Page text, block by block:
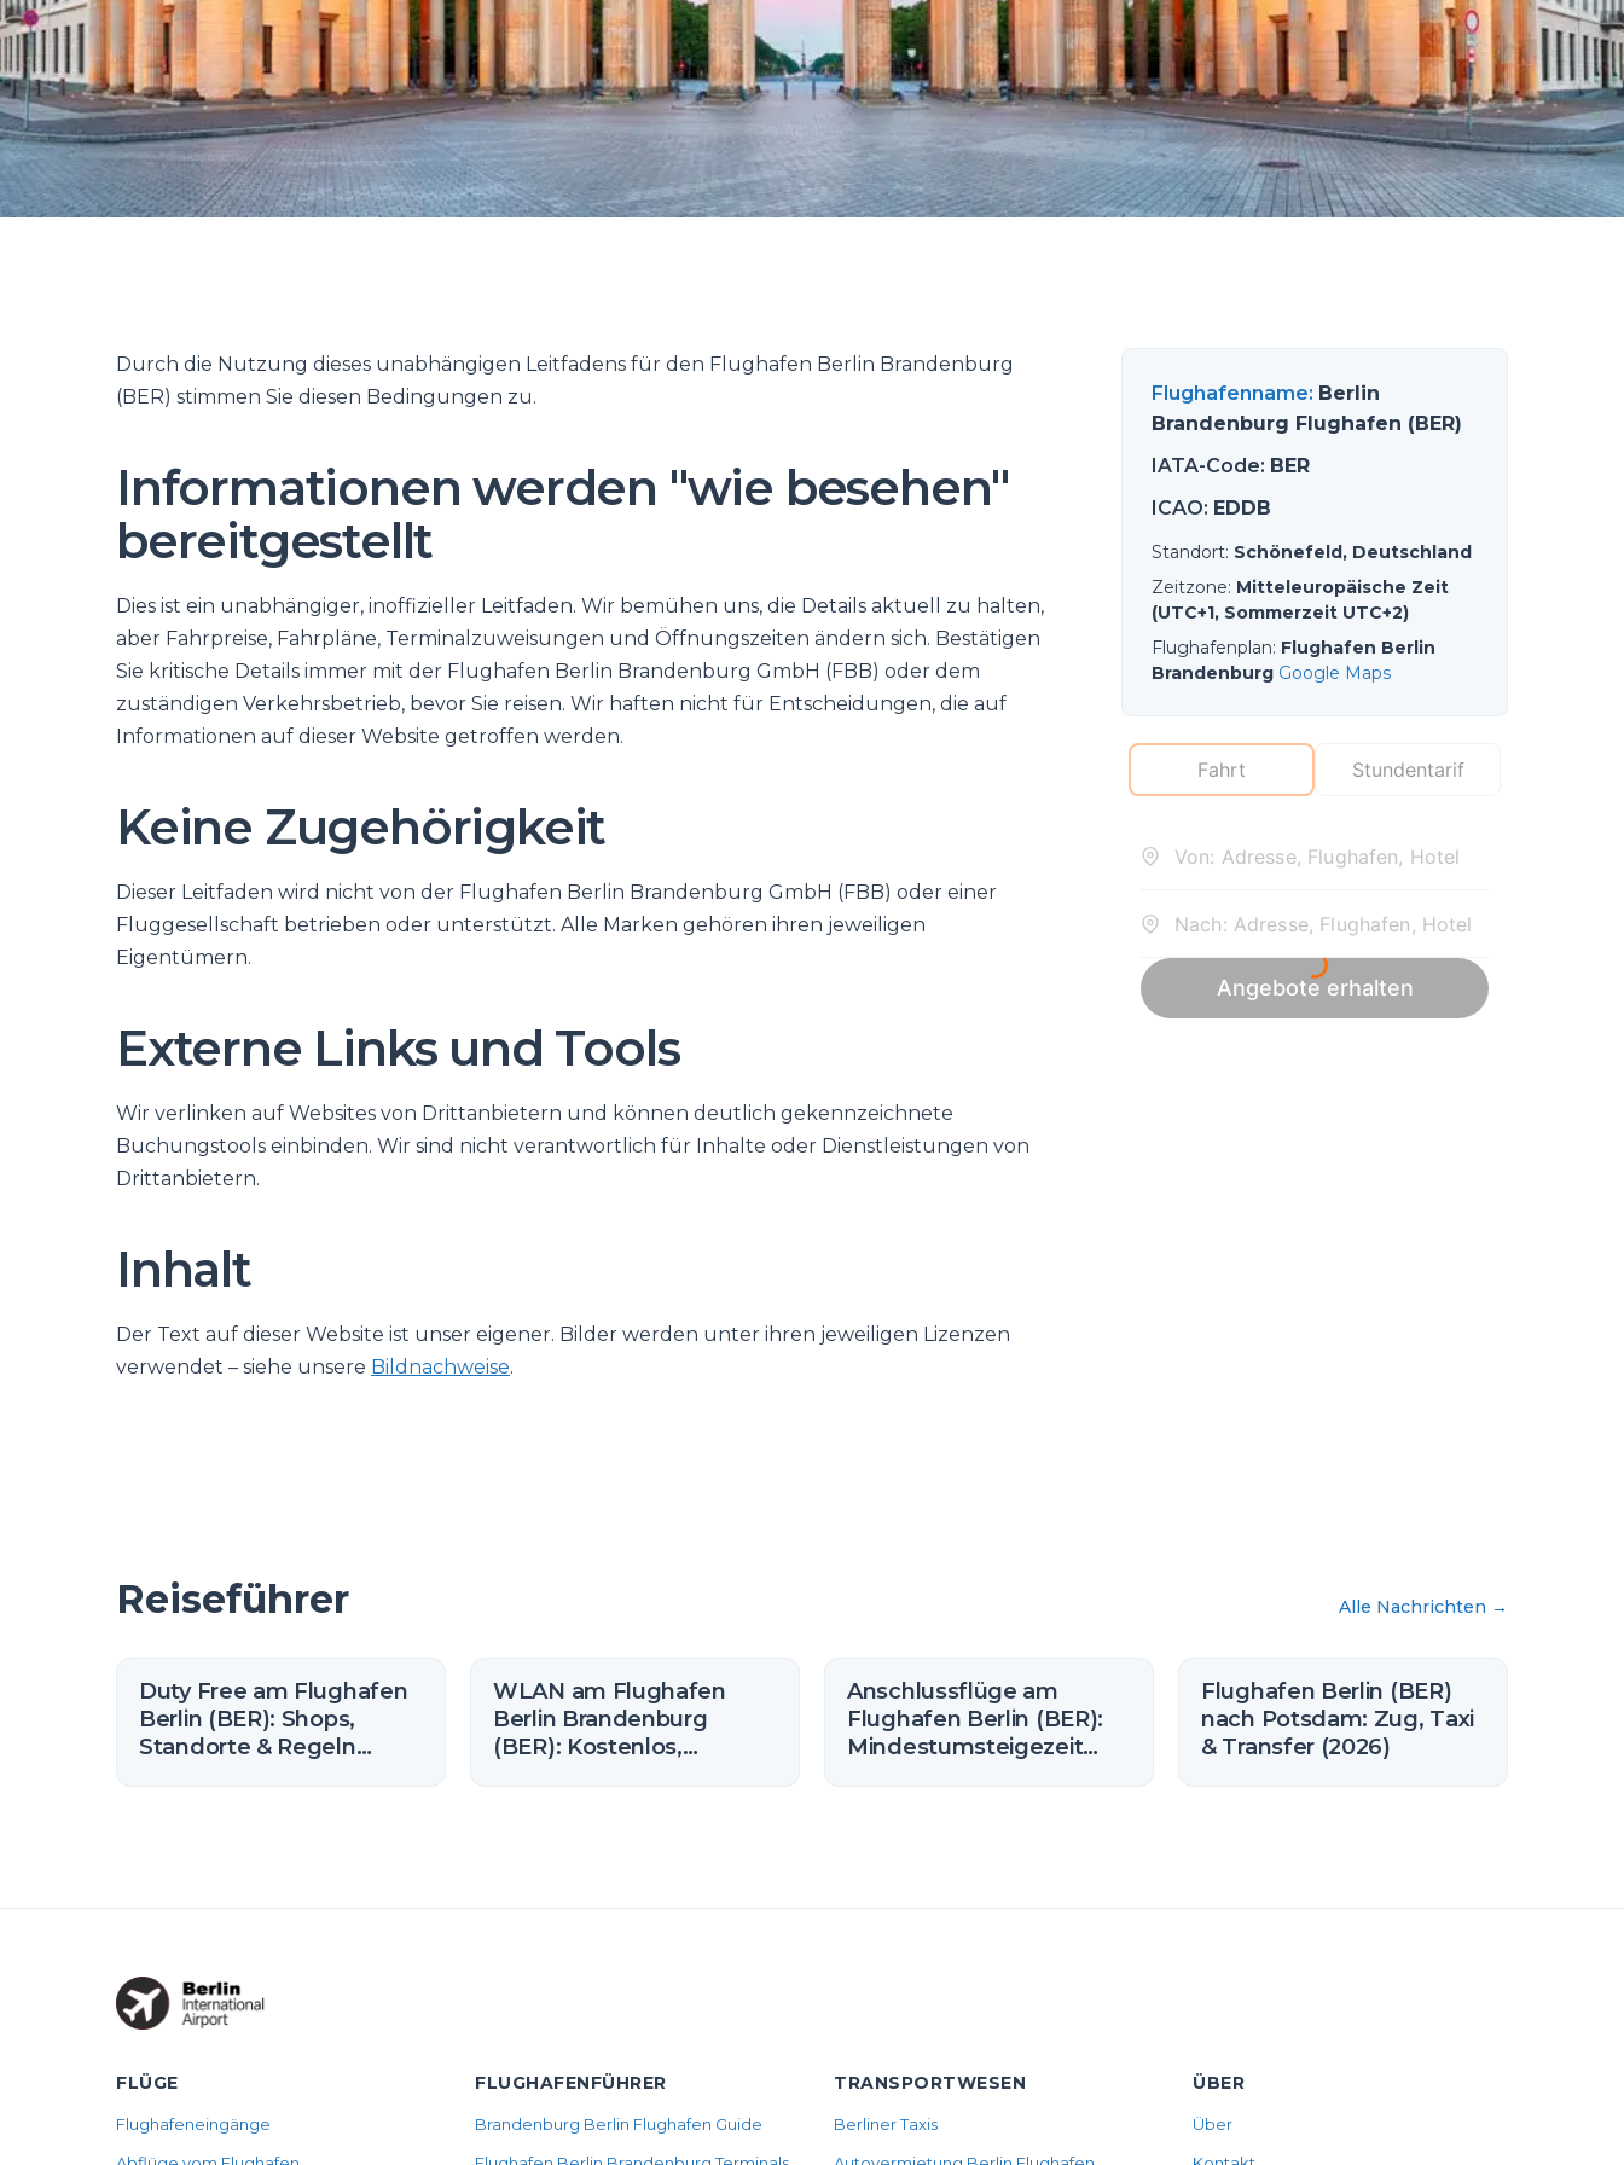
Durch die Nutzung dieses unabhängigen Leitfadens für den Flughafen Berlin Brandenburg
(BER) stimmen Sie diesen Bedingungen zu.
Informationen werden "wie besehen"
bereitgestellt
Dies ist ein unabhängiger, inoffizieller Leitfaden. Wir bemühen uns, die Details aktuell zu halten,
aber Fahrpreise, Fahrpläne, Terminalzuweisungen und Öffnungszeiten ändern sich. Bestätigen
Sie kritische Details immer mit der Flughafen Berlin Brandenburg GmbH (FBB) oder dem
zuständigen Verkehrsbetrieb, bevor Sie reisen. Wir haften nicht für Entscheidungen, die auf
Informationen auf dieser Website getroffen werden.
Keine Zugehörigkeit
Dieser Leitfaden wird nicht von der Flughafen Berlin Brandenburg GmbH (FBB) oder einer
Fluggesellschaft betrieben oder unterstützt. Alle Marken gehören ihren jeweiligen
Eigentümern.
Externe Links und Tools
Wir verlinken auf Websites von Drittanbietern und können deutlich gekennzeichnete
Buchungstools einbinden. Wir sind nicht verantwortlich für Inhalte oder Dienstleistungen von
Drittanbietern.
Inhalt
Der Text auf dieser Website ist unser eigener. Bilder werden unter ihren jeweiligen Lizenzen
verwendet – siehe unsere Bildnachweise.
Flughafenname: Berlin
Brandenburg Flughafen (BER)
IATA-Code: BER
ICAO: EDDB
Standort: Schönefeld, Deutschland
Zeitzone: Mitteleuropäische Zeit
(UTC+1, Sommerzeit UTC+2)
Flughafenplan: Flughafen Berlin
Brandenburg Google Maps
Reiseführer Alle Nachrichten →
Duty Free am Flughafen
Berlin (BER): Shops,
Standorte & Regeln
WLAN am Flughafen
Berlin Brandenburg
(BER): Kostenlos,
Anschlussflüge am
Flughafen Berlin (BER):
Mindestumsteigezeit
Flughafen Berlin (BER)
nach Potsdam: Zug, Taxi
& Transfer (2026)
FLÜGE
Flughafeneingänge
FLUGHAFENFÜHRER
Brandenburg Berlin Flughafen Guide
TRANSPORTWESEN
Berliner Taxis
ÜBER
Über